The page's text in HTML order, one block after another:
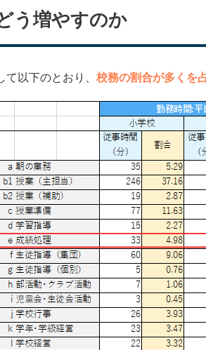
う増やすのか
以下のとおり、 校務の割合が多くを